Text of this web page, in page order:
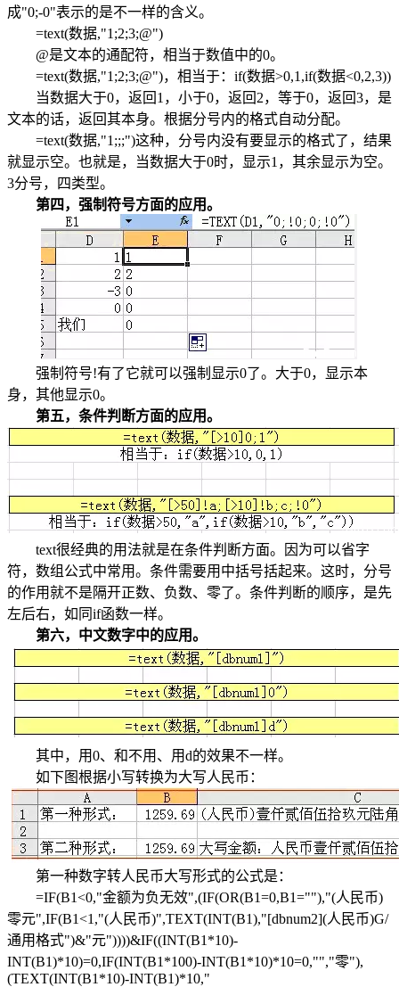
成"0;-0"表示的是不一样的含义。
=text(数据,"1;2;3;@")
@是文本的通配符，相当于数值中的0。
=text(数据,"1;2;3;@")，相当于：if(数据>0,1,if(数据<0,2,3))
当数据大于0，返回1，小于0，返回2，等于0，返回3，是
文本的话，返回其本身。根据分号内的格式自动分配。
=text(数据,"1;;;")这种，分号内没有要显示的格式了，结果
就显示空。也就是，当数据大于0时，显示1，其余显示为空。
3分号，四类型。
第四，强制符号方面的应用。
强制符号!有了它就可以强制显示0了。大于0，显示本
身，其他显示0。
第五，条件判断方面的应用。
text很经典的用法就是在条件判断方面。因为可以省字
符，数组公式中常用。条件需要用中括号括起来。这时，分号
的作用就不是隔开正数、负数、零了。条件判断的顺序，是先
左后右，如同if函数一样。
第六，中文数字中的应用。
其中，用0、和不用、用d的效果不一样。
如下图根据小写转换为大写人民币：
第一种数字转人民币大写形式的公式是：
=IF(B1<0,"金额为负无效",(IF(OR(B1=0,B1=""),"(人民币)
零元",IF(B1<1,"(人民币)",TEXT(INT(B1),"[dbnum2](人民币)G/
通用格式")&"元"))))&IF((INT(B1*10)-
INT(B1)*10)=0,IF(INT(B1*100)-INT(B1*10)*10=0,"","零"),
(TEXT(INT(B1*10)-INT(B1)*10,"